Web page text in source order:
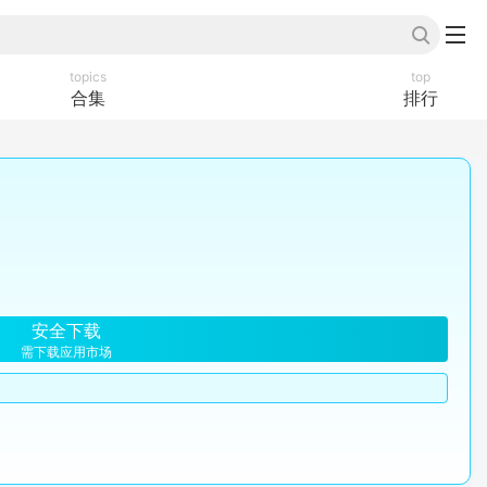
topics
合集
top
排行
安全下载
需下载应用市场